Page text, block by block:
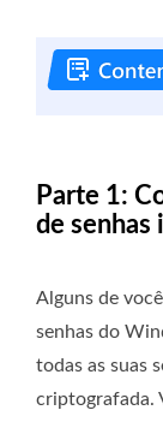
Parte 1:
de
Alguns de
senhas do
todas as suas
criptografada.